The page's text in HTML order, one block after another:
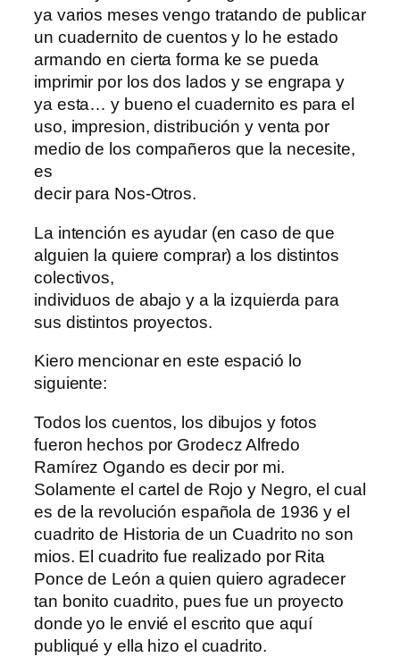
ya varios meses vengo tratando de publicar
un cuadernito de cuentos y lo he estado
armando en cierta forma ke se pueda
imprimir por los dos lados y se engrapa y
ya esta… y bueno el cuadernito es para el
uso, impresion, distribución y venta por
medio de los compañeros que la necesite,
es
decir para Nos-Otros.
La intención es ayudar (en caso de que
alguien la quiere comprar) a los distintos
colectivos,
individuos de abajo y a la izquierda para
sus distintos proyectos.
Kiero mencionar en este espació lo
siguiente:
Todos los cuentos, los dibujos y fotos
fueron hechos por Grodecz Alfredo
Ramírez Ogando es decir por mi.
Solamente el cartel de Rojo y Negro, el cual
es de la revolución española de 1936 y el
cuadrito de Historia de un Cuadrito no son
mios. El cuadrito fue realizado por Rita
Ponce de León a quien quiero agradecer
tan bonito cuadrito, pues fue un proyecto
donde yo le envié el escrito que aquí
publiqué y ella hizo el cuadrito.